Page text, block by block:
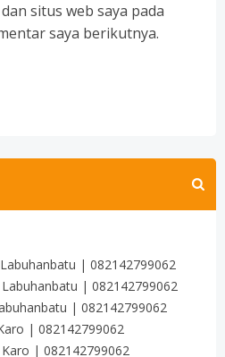
situs web saya pada
saya berikutnya.
| 082142799062
| 082142799062
| 082142799062
| 082142799062
| 082142799062